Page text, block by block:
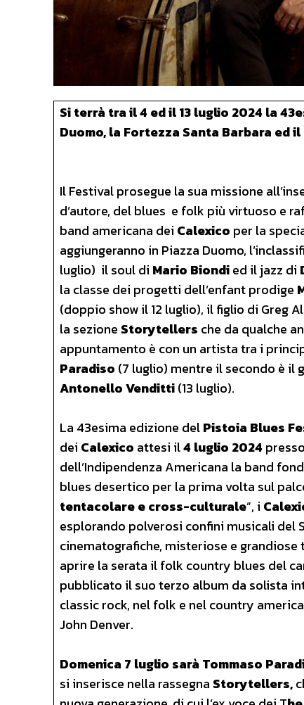
Si terrà tra il 4 ed il 13 luglio 2024 la
Duomo, la Fortezza Santa Barbara ed
Il Festival prosegue la sua missione
d’autore, del blues e folk più virtuoso e
band americana dei Calexico per la
aggiungeranno in Piazza Duomo,
luglio) il soul di Mario Biondied il jazz di
la classe dei progetti dell’enfant prodige
(doppio show il 12 luglio), il figlio di Greg
la sezione Storytellers che da qualche
appuntamento è con un artista tra i
Paradiso (7 luglio) mentre il secondo è il
Antonello Venditti(13 luglio).
La 43esima edizione delPistoia Blues
dei Calexico attesi il4 luglio 2024
dell’Indipendenza Americana la band
blues desertico per la prima volta sul
tentacolare e cross-culturale”, i
esplorando polverosi confini musicali del
cinematografiche, misteriose e
aprire la serata il folk country blues del
pubblicato il suo terzo album da solista
classic rock, nel folk e nel country
John Denver.
Domenica 7 luglio sarà Tommaso
si inserisce nella rassegna Storytellers,